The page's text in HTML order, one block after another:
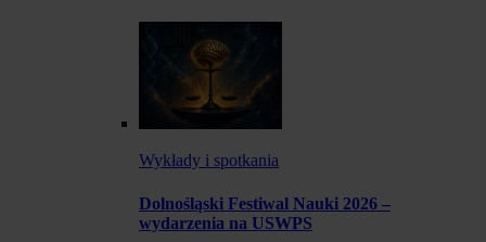
Wykłady i spotkania
Dolnośląski Festiwal Nauki 2026 –
wydarzenia na USWPS